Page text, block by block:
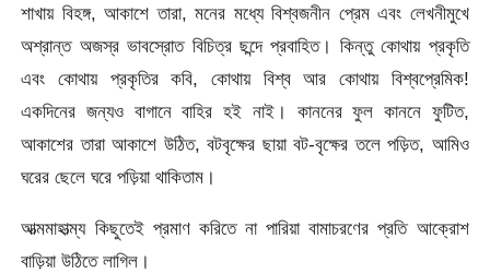
শাখায় বিহঙ্গ, আকাশে তারা, মনের মধ্যে বিশ্বজনীন প্রেম এবং লেখনীমুখে
অশ্রান্ত অজস্র ভাবস্রোত বিচিত্র ছন্দে প্রবাহিত। কিন্তু কোথায় প্রকৃতি
এবং কোথায় প্রকৃতির কবি, কোথায় বিশ্ব আর কোথায় বিশ্বপ্রেমিক!
একদিনের জন্যও বাগানে বাহির হই নাই। কাননের ফুল কাননে ফুটিত,
আকাশের তারা আকাশে উঠিত, বটবৃক্ষের ছায়া বট-বৃক্ষের তলে পড়িত, আমিও
ঘরের ছেলে ঘরে পড়িয়া থাকিতাম।
আত্মমাহাত্ম্য কিছুতেই প্রমাণ করিতে না পারিয়া বামাচরণের প্রতি আক্রোশ
বাড়িয়া উঠিতে লাগিল।